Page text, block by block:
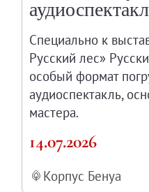
Специально к
Русский лес»
особый формат
аудиоспектакль,
мастера.
14.07.2026
Корпус Бенуа